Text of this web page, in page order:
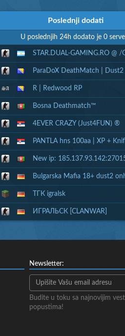
Poslednji dodati
U poslednjih 24h dodato je 0
STAR.DUAL-GAMING.RO @ /
ParaDoX DeathMatch | Dust2
R | Redwood RP
Bosna Deathmatch™
4EVER CRAZY (Just4FUN) ®
PANTLA hns 100aa | XP +
New ip:
Bulgarska Mafia 18+ dust2
ТГК igralsk
ИГРАЛЬСК [CLANWAR]
Newsletter:
Budite u toku sa najnovijim
popustima!